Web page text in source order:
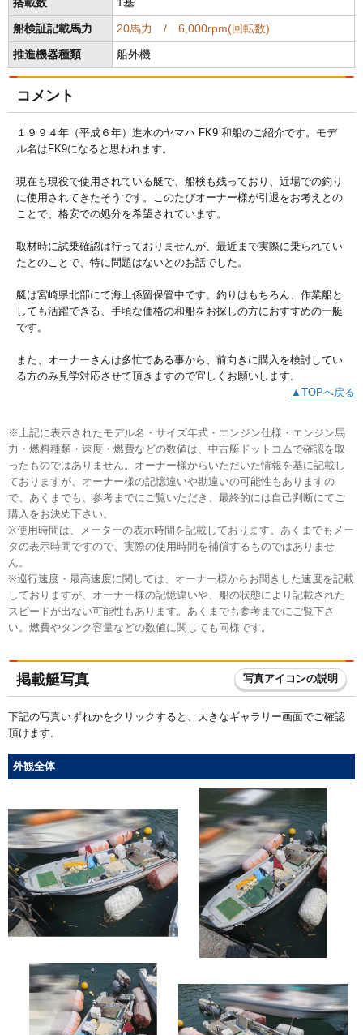
搭載数 1基
船検証記載馬力 20馬力 / 6,000rpm(回転数)
推進機器種類 船外機
コメント
１９９４年（平成６年）進水のヤマハ FK9 和船のご紹介です。モデ
ル名はFK9になると思われます。
現在も現役で使用されている艇で、船検も残っており、近場での釣り
に使用されてきたそうです。このたびオーナー様が引退をお考えとの
ことで、格安での処分を希望されています。
取材時に試乗確認は行っておりませんが、最近まで実際に乗られてい
たとのことで、特に問題はないとのお話でした。
艇は宮崎県北部にて海上係留保管中です。釣りはもちろん、作業船と
しても活躍できる、手頃な価格の和船をお探しの方におすすめの一艇
です。
また、オーナーさんは多忙である事から、前向きに購入を検討してい
る方のみ見学対応させて頂きますので宜しくお願いします。
▲TOPへ戻る
※上記に表示されたモデル名・サイズ年式・エンジン仕様・エンジン馬
力・燃料種類・速度・燃費などの数値は、中古艇ドットコムで確認を取
ったものではありません。オーナー様からいただいた情報を基に記載し
ておりますが、オーナー様の記憶違いや勘違いの可能性もありますの
で、あくまでも、参考までにご覧いただき、最終的には自己判断にてご
購入をお決め下さい。
※使用時間は、メーターの表示時間を記載しております。あくまでもメー
タの表示時間ですので、実際の使用時間を補償するものではありませ
ん。
※巡行速度・最高速度に関しては、オーナー様からお聞きした速度を記載
しておりますが、オーナー様の記憶違いや、船の状態により記載された
スピードが出ない可能性もあります。あくまでも参考までにご覧下さ
い。燃費やタンク容量などの数値に関しても同様です。
掲載艇写真 写真アイコンの説明
下記の写真いずれかをクリックすると、大きなギャラリー画面でご確認
頂けます。
外観全体